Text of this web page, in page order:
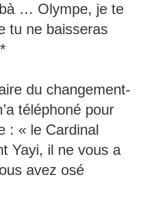
… Olympe, je te
tu ne baisseras
du changement-
téléphoné pour
: « le Cardinal
Yayi, il ne vous a
avez osé